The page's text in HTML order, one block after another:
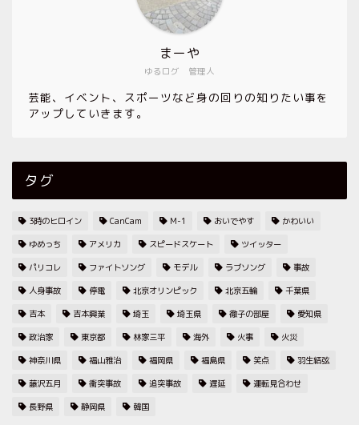
ゆるログ 管理人
まーや
芸能、イベント、スポーツなど身の回りの知りたい事を
アップしていきます。
タグ
3時のヒロイン CanCam M-1 おいでやす かわいい
ゆめっち アメリカ スピードスケート ツイッター
パリコレ ファイトソング モデル ラブソング 事故
人身事故 停電 北京オリンピック 北京五輪 千葉県
吉本 吉本興業 埼玉 埼玉県 徹子の部屋 愛知県
政治家 東京都 林家三平 海外 火事 火災
神奈川県 福山雅治 福岡県 福島県 笑点 羽生結弦
藤沢五月 衝突事故 追突事故 遅延 運転見合わせ
長野県 静岡県 韓国